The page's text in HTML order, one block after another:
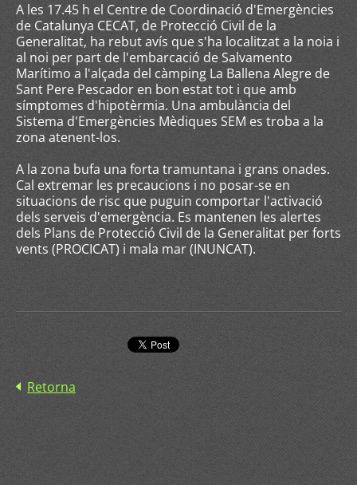
A les 17.45 h el Centre de Coordinació d'Emergències
de Catalunya CECAT, de Protecció Civil de la
Generalitat, ha rebut avís que s'ha localitzat a la noia i
al noi per part de l'embarcació de Salvamento
Marítimo a l'alçada del càmping La Ballena Alegre de
Sant Pere Pescador en bon estat tot i que amb
símptomes d'hipotèrmia. Una ambulància del
Sistema d'Emergències Mèdiques SEM es troba a la
zona atenent-los.
A la zona bufa una forta tramuntana i grans onades.
Cal extremar les precaucions i no posar-se en
situacions de risc que puguin comportar l'activació
dels serveis d'emergència. Es mantenen les alertes
dels Plans de Protecció Civil de la Generalitat per forts
vents (PROCICAT) i mala mar (INUNCAT).
Retorna